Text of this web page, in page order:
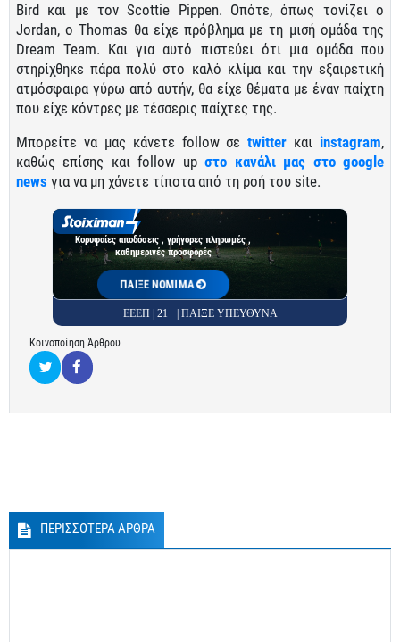
Bird και με τον Scottie Pippen. Οπότε, όπως τονίζει ο
Jordan, o Thomas θα είχε πρόβλημα με τη μισή ομάδα της
Dream Team. Και για αυτό πιστεύει ότι μια ομάδα που
στηρίχθηκε πάρα πολύ στο καλό κλίμα και την εξαιρετική
ατμόσφαιρα γύρω από αυτήν, θα είχε θέματα με έναν παίχτη
που είχε κόντρες με τέσσερις παίχτες της.
Μπορείτε να μας κάνετε follow σεtwitter και instagram,
καθώς επίσης και follow upστο κανάλι μας στο google
news για να μη χάνετε τίποτα από τη ροή του site.
Κορυφαίες αποδόσεις , γρήγορες πληρωμές ,
καθημερινές προσφορές
ΠΑΙΞΕ ΝΟΜΙΜΑ
ΕΕΕΠ | 21+ | ΠΑΙΞΕ ΥΠΕΥΘΥΝΑ
Κοινοποίηση Άρθρου
ΠΕΡΙΣΣΟΤΕΡΑ ΑΡΘΡΑ